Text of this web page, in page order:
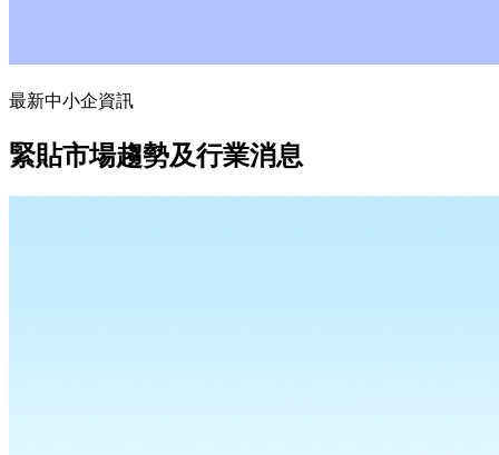
最新中小企資訊
緊貼市場趨勢及行業消息